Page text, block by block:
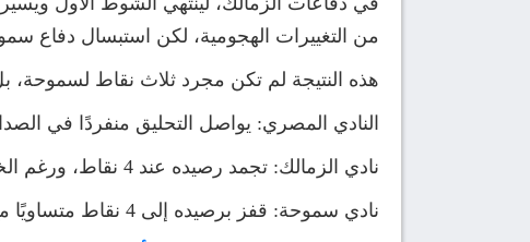
من التغييرات الهجومية، لكن استبسال دفاع
هذه النتيجة لم تكن مجرد ثلاث نقاط لسموحة،
النادي المصري: يواصل التحليق منفردًا في الصدارة برصيد 7 نقاط، ليقترب بقوة من
نادي الزمالك: تجمد رصيده عند 4 نقاط، ورغم الخسارة، لا يزال يحتفظ بالمركز الثاني بفارق الأهداف أو المواجهات المباشرة (حسب اللائحة).
نادي سموحة: قفز برصيده إلى 4 نقاط متساويًا مع الزمالك، ليحتل المركز الثالث ويحيي آماله في المنافسة خلال الجولات القادمة.